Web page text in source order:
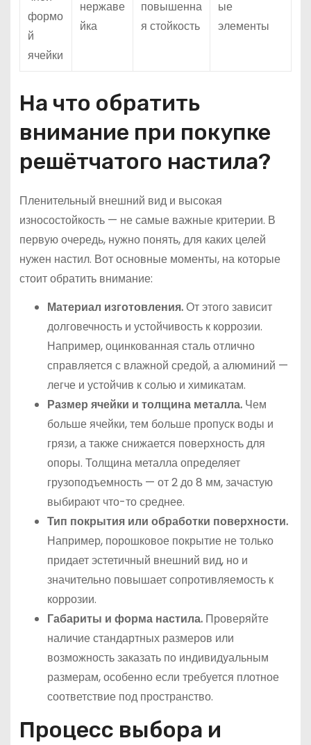
формо
й
ячейки
нержаве
йка
повышенна
я стойкость
ые
элементы
На что обратить
внимание при покупке
решётчатого настила?
Пленительный внешний вид и высокая
износостойкость — не самые важные критерии. В
первую очередь, нужно понять, для каких целей
нужен настил. Вот основные моменты, на которые
стоит обратить внимание:
Материал изготовления.От этого зависит
долговечность и устойчивость к коррозии.
Например, оцинкованная сталь отлично
справляется с влажной средой, а алюминий —
легче и устойчив к солью и химикатам.
Размер ячейки и толщина металла.Чем
больше ячейки, тем больше пропуск воды и
грязи, а также снижается поверхность для
опоры. Толщина металла определяет
грузоподъемность — от 2 до 8 мм, зачастую
выбирают что-то среднее.
Тип покрытия или обработки поверхности.
Например, порошковое покрытие не только
придает эстетичный внешний вид, но и
значительно повышает сопротивляемость к
коррозии.
Габариты и форма настила.Проверяйте
наличие стандартных размеров или
возможность заказать по индивидуальным
размерам, особенно если требуется плотное
соответствие под пространство.
Процесс выбора и